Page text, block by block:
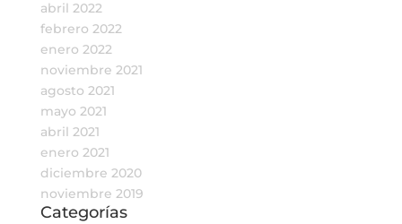
abril 2022
febrero 2022
enero 2022
noviembre 2021
agosto 2021
mayo 2021
abril 2021
enero 2021
diciembre 2020
noviembre 2019
Categorías